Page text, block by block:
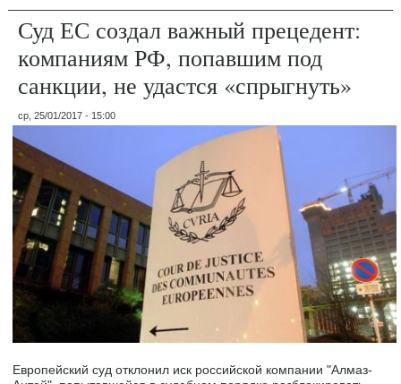
Суд ЕС создал важный прецедент:
компаниям РФ, попавшим под
санкции, не удастся «спрыгнуть»
ср, 25/01/2017 - 15:00
Европейский суд отклонил иск российской компании "Алмаз-